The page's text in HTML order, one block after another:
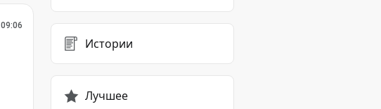
09:06
Истории
Лучшее